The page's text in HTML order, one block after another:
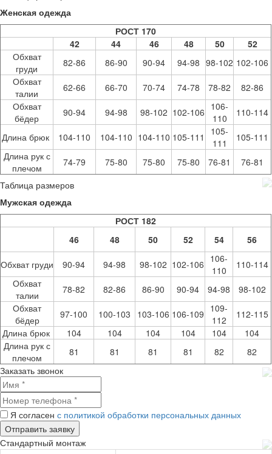
Женская одежда
РОСТ 170
42
44 46 48 50
52
Обхват
груди
82-86 86-90 90-94 94-98 98-102 102-106
Обхват
талии
62-66 66-70 70-74 74-78 78-82
82-86
Обхват
бёдер
90-94 94-98 98-102 102-106 106-
110
110-114
Длина брюк 104-110 104-110 104-110 105-111
105-
111
105-111
Длина рук с
плечом
74-79 75-80 75-80 75-80 76-81
76-81
Таблица размеров
Мужская одежда
РОСТ 182
46
48 50 52 54 56
Обхват груди 90-94 94-98 98-102 102-106 106-
110
110-114
Обхват
талии
78-82 82-86 86-90 90-94 94-98
98-102
Обхват
бёдер
97-100 100-103 103-106 106-109 109-
112
112-115
Длина брюк
104 104 104 104 104
104
Длина рук с
плечом
81 81 81 81 82
82
Заказать звонок
Я согласен с политикой обработки персональных данных
Стандартный монтаж